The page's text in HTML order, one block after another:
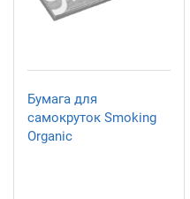
Бумага для
самокруток Smoking
Organic